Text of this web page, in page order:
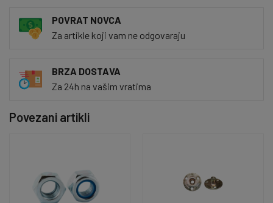
POVRAT NOVCA
Za artikle koji vam ne odgovaraju
BRZA DOSTAVA
Za 24h na vašim vratima
Povezani artikli